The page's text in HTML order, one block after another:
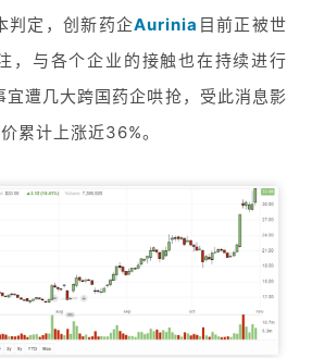
判定，创新药企Aurinia 目前正被世
，与各个企业的接触也在持续进行
宜遭几大跨国药企哄抢，受此消息影
累计上涨近36%。